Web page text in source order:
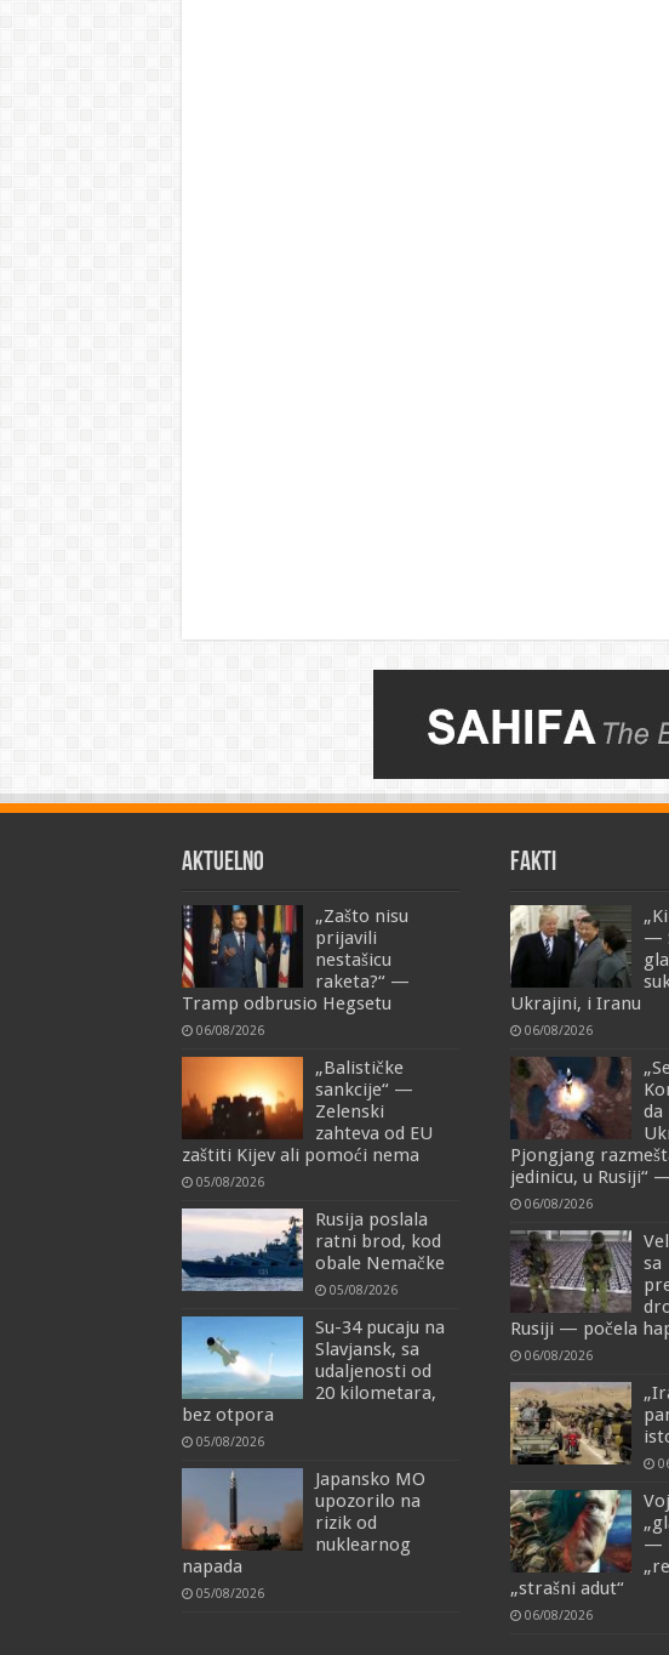
AKTUELNO
„Zašto nisu
prijavili
nestašicu
raketa?“ —
Tramp odbrusio Hegsetu
06/08/2026
„Balističke
sankcije“ —
Zelenski
zahteva od EU
zaštiti Kijev ali pomoći nema
05/08/2026
Rusija poslala
ratni brod, kod
obale Nemačke
05/08/2026
Su-34 pucaju na
Slavjansk, sa
udaljenosti od
20 kilometara,
bez otpora
05/08/2026
Japansko MO
upozorilo na
rizik od
nuklearnog
napada
05/08/2026
FAKTI
—
Ukrajini, i Iranu
06/08/2026
da
Pjongjang
jedinicu, u Rusiji“
06/08/2026
sa
Rusiji — počela
06/08/2026
—
„strašni adut“
06/08/2026